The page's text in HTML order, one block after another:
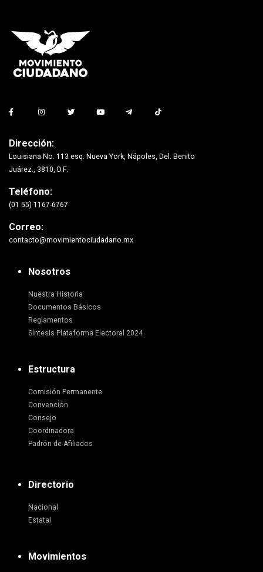
Dirección:
Louisiana No. 113 esq. Nueva York, Nápoles, Del. Benito
Juárez., 3810, D.F.
Teléfono:
(01 55) 1167-6767
Correo:
contacto@movimientociudadano.mx
Nosotros
Nuestra Historia
Documentos Básicos
Reglamentos
Síntesis Plataforma Electoral 2024
Estructura
Comisión Permanente
Convención
Consejo
Coordinadora
Padrón de Afiliados
Directorio
Nacional
Estatal
Movimientos